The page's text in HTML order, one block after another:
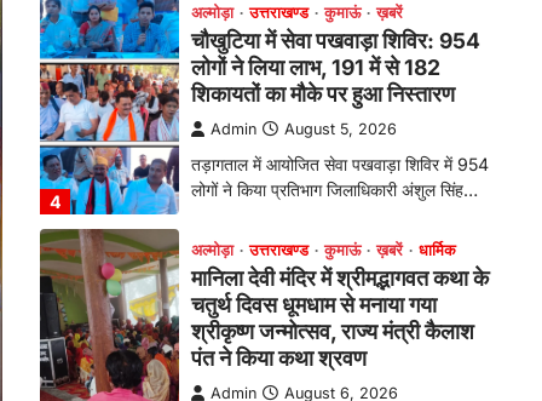
1
चतुर्थ दिवस धूमधाम से मनाया गया
श्रीकृष्ण जन्मोत्सव, राज्य मंत्री कैलाश
पंत ने किया कथा श्रवण
Admin August 6, 2026
रानीखेत। मानिला देवी मंदिर, कमराड़/विनायक क्षेत्र
में आयोजित श्रीमद्भागवत कथा के चतुर्थ दिवस
गुरुवार को…
अल्मोड़ा उत्तराखण्ड कुमाऊं ख़बरें
रानीखेत में शिक्षा-स्वास्थ्य व्यवस्था पर
फूटा कांग्रेस का गुस्सा, मंत्री और
सरकार का पुतला फूंका
Admin August 6, 2026